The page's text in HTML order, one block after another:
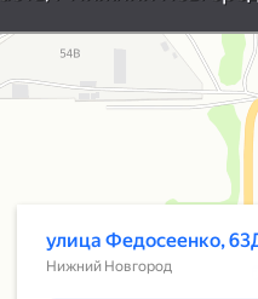
Нижний
Улица